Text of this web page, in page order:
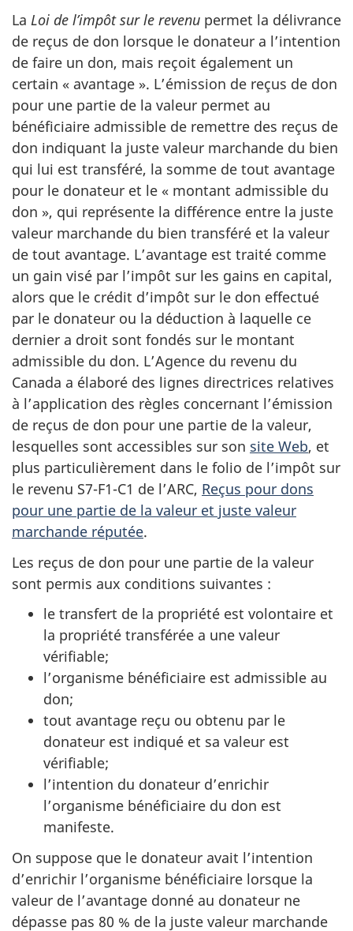
La Loi de l’impôt sur le revenu permet la délivrance
de reçus de don lorsque le donateur a l’intention
de faire un don, mais reçoit également un
certain « avantage ». L’émission de reçus de don
pour une partie de la valeur permet au
bénéficiaire admissible de remettre des reçus de
don indiquant la juste valeur marchande du bien
qui lui est transféré, la somme de tout avantage
pour le donateur et le « montant admissible du
don », qui représente la différence entre la juste
valeur marchande du bien transféré et la valeur
de tout avantage. L’avantage est traité comme
un gain visé par l’impôt sur les gains en capital,
alors que le crédit d’impôt sur le don effectué
par le donateur ou la déduction à laquelle ce
dernier a droit sont fondés sur le montant
admissible du don. L’Agence du revenu du
Canada a élaboré des lignes directrices relatives
à l’application des règles concernant l’émission
de reçus de don pour une partie de la valeur,
lesquelles sont accessibles sur son site Web, et
plus particulièrement dans le folio de l’impôt sur
le revenu S7-F1-C1 de l’ARC, Reçus pour dons
pour une partie de la valeur et juste valeur
marchande réputée.
Les reçus de don pour une partie de la valeur
sont permis aux conditions suivantes :
le transfert de la propriété est volontaire et
la propriété transférée a une valeur
vérifiable;
l’organisme bénéficiaire est admissible au
don;
tout avantage reçu ou obtenu par le
donateur est indiqué et sa valeur est
vérifiable;
l’intention du donateur d’enrichir
l’organisme bénéficiaire du don est
manifeste.
On suppose que le donateur avait l’intention
d’enrichir l’organisme bénéficiaire lorsque la
valeur de l’avantage donné au donateur ne
dépasse pas 80 % de la juste valeur marchande